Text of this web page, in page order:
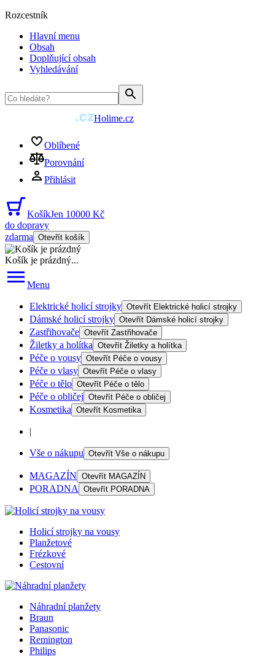
Rozcestník
Hlavní menu
Obsah
Doplňující obsah
Vyhledávání
Holime.cz
Oblíbené
Porovnání
Přihlásit
KošíkJen 10000 Kč
do dopravy
zdarma Otevřít košík
Košík je prázdný...
Menu
Elektrické holicí strojky Otevřít Elektrické holicí strojky
Dámské holicí strojky Otevřít Dámské holicí strojky
Zastřihovače Otevřít Zastřihovače
Žiletky a holítka Otevřít Žiletky a holítka
Péče o vousy Otevřít Péče o vousy
Péče o vlasy Otevřít Péče o vlasy
Péče o tělo Otevřít Péče o tělo
Péče o obličej Otevřít Péče o obličej
Kosmetika Otevřít Kosmetika
|
Vše o nákupu Otevřít Vše o nákupu
MAGAZÍN Otevřít MAGAZÍN
PORADNA Otevřít PORADNA
Holicí strojky na vousy
Planžetové
Frézkové
Cestovní
Náhradní planžety
Braun
Panasonic
Remington
Philips